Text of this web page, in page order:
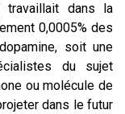
travaillait dans la
0,0005% des
soit une
du sujet
ou molécule de
dans le futur